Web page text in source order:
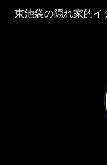
東池袋の隠れ家的イ